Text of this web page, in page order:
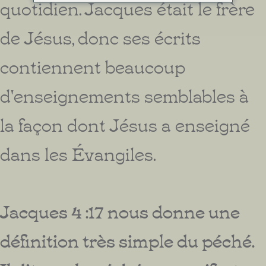
quotidien. Jacques était le frère
de Jésus, donc ses écrits
contiennent beaucoup
d'enseignements semblables à
la façon dont Jésus a enseigné
dans les Évangiles.
Jacques 4 :17 nous donne une
définition très simple du péché.